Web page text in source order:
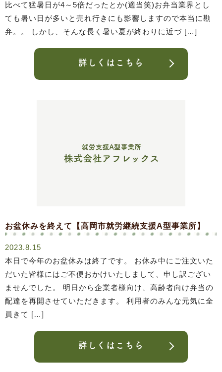
比べて猛暑日が4～5倍だったとか(適当笑)​​​​​​お弁当業界とし
ても暑い日が多いと売れ行きにも影響しますので本当に勘
弁。。 しかし、そんな長く暑い夏が終わりに近づ […]
詳しくはこちら
お盆休みを終えて【高岡市就労継続支援A型事業所】
2023.8.15
本日で今年のお盆休みは終了です。 お休み中にご注文いた
だいた皆様にはご不便おかけいたしまして、申し訳ござい
ませんでした。 明日から企業者様向け、高齢者向け弁当の
配達を再開させていただきます。 利用者のみんな元気に全
員きて […]
詳しくはこちら